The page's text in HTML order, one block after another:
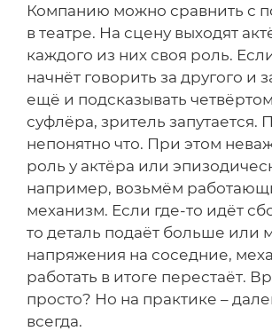
Компанию можно сравнить с
в театре. На сцену выходят
каждого из них своя роль.
начнёт говорить за другого и
ещё и подсказывать
суфлёра, зритель запутается.
непонятно что. При этом
роль у актёра или
например, возьмём
механизм. Если где-то идёт
то деталь подаёт больше или
напряжения на соседние,
работать в итоге перестаёт.
просто? Но на практике –
всегда.